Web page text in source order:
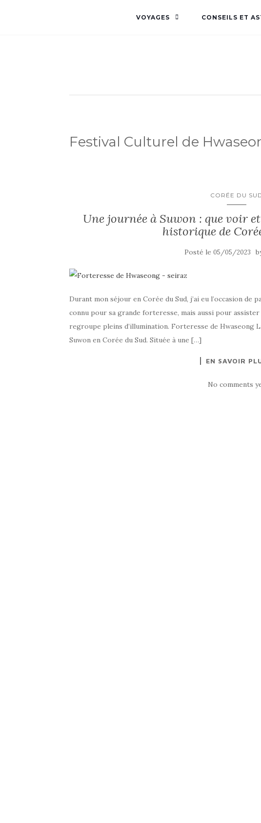
VOYAGES CONSEILS ET
Festival Culturel de
CORÉE DU
Une journée à Suwon : que voir
historique de
Posté le05/05/2023
Durant mon séjour en Corée du Sud, j’ai eu l’occasion de
connu pour sa grande forteresse, mais aussi pour
regroupe pleins d’illumination. Forteresse de Hwaseong
Suwon en Corée du Sud. Située à une […]
EN SAVOIR
No comments